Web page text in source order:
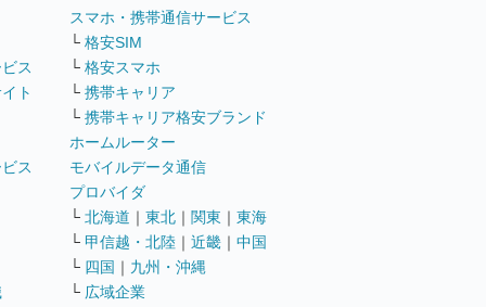
ス
ト
ス
スマホ・携帯通信サービス
└ 格安SIM
└ 格安スマホ
└ 携帯キャリア
└ 携帯キャリア格安ブランド
ホームルーター
モバイルデータ通信
プロバイダ
└ 北海道 ｜ 東北 ｜ 関東 ｜ 東海
└ 甲信越・北陸 ｜ 近畿 ｜ 中国
└ 四国 ｜ 九州・沖縄
└ 広域企業